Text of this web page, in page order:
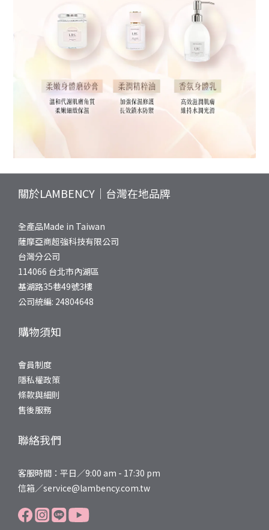
關於LAMBENCY｜台灣在地品牌
全產品Made in Taiwan
薩摩亞商超強科技有限公司
台灣分公司
114066 台北市內湖區
基湖路35巷49號3樓
公司統編: 24804648
購物須知
會員制度
隱私權政策
條款與細則
售後服務
聯絡我們
客服時間：平日／9:00 am - 17:30 pm
信箱／service@lambency.com.tw